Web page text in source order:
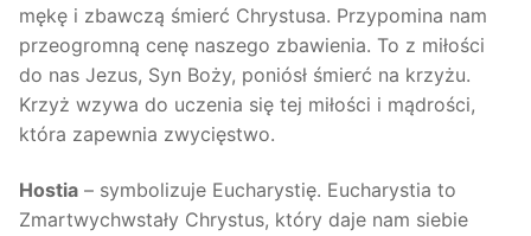
mękę i zbawczą śmierć Chrystusa. Przypomina nam
przeogromną cenę naszego zbawienia. To z miłości
do nas Jezus, Syn Boży, poniósł śmierć na krzyżu.
Krzyż wzywa do uczenia się tej miłości i mądrości,
która zapewnia zwycięstwo.
Hostia – symbolizuje Eucharystię. Eucharystia to
Zmartwychwstały Chrystus, który daje nam siebie